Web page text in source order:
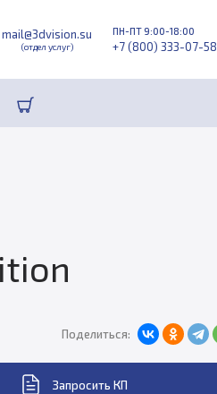
mail@3dvision.su
(отдел услуг)
ПН-ПТ 9:00-18:00
+7 (800) 333-07-58
Поделиться:
Запросить КП